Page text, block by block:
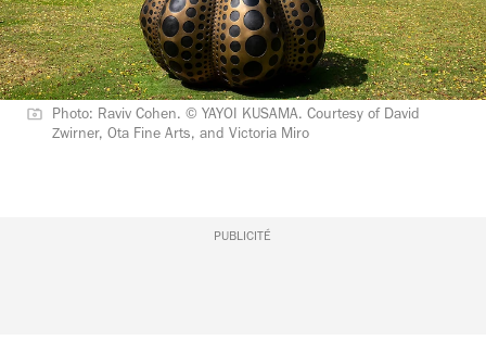
Photo: Raviv Cohen. ©️ YAYOI KUSAMA. Courtesy of David
Zwirner, Ota Fine Arts, and Victoria Miro
PUBLICITÉ